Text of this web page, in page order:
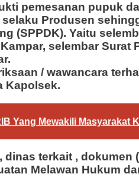
pemesanan pupuk
Produsen
(SPPDK). Yaitu
selembar
/ wawancara
Kapolsek.
Yang Mewakili Masyarakat
terkait ,
Melawan Hukum